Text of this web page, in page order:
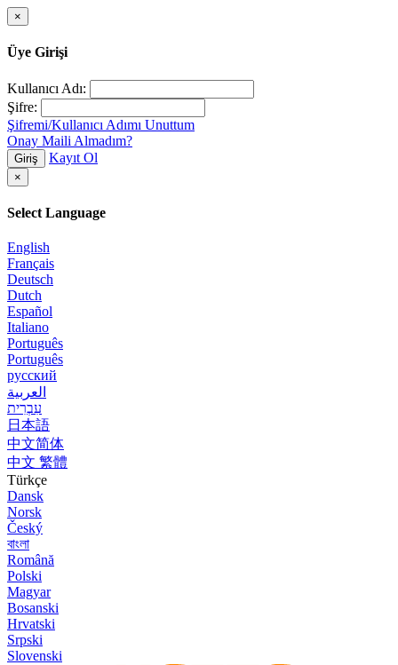
×
Üye Girişi
Kullanıcı Adı:
Şifre:
Şifremi/Kullanıcı Adımı Unuttum
Onay Maili Almadım?
Giriş Kayıt Ol
×
Select Language
English
Français
Deutsch
Dutch
Español
Italiano
Português
Português
русский
العربية
עִבְרִית
日本語
中文简体
中文 繁體
Türkçe
Dansk
Norsk
Český
বাংলা
Română
Polski
Magyar
Bosanski
Hrvatski
Srpski
Slovenski